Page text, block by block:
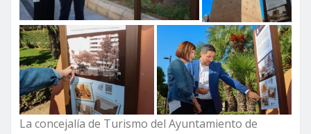
La concejalía de Turismo del Ayuntamiento de